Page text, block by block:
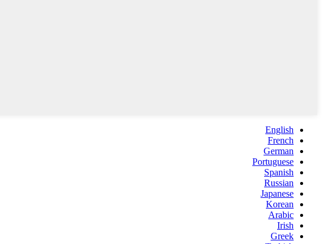
English
French
German
Portuguese
Spanish
Russian
Japanese
Korean
Arabic
Irish
Greek